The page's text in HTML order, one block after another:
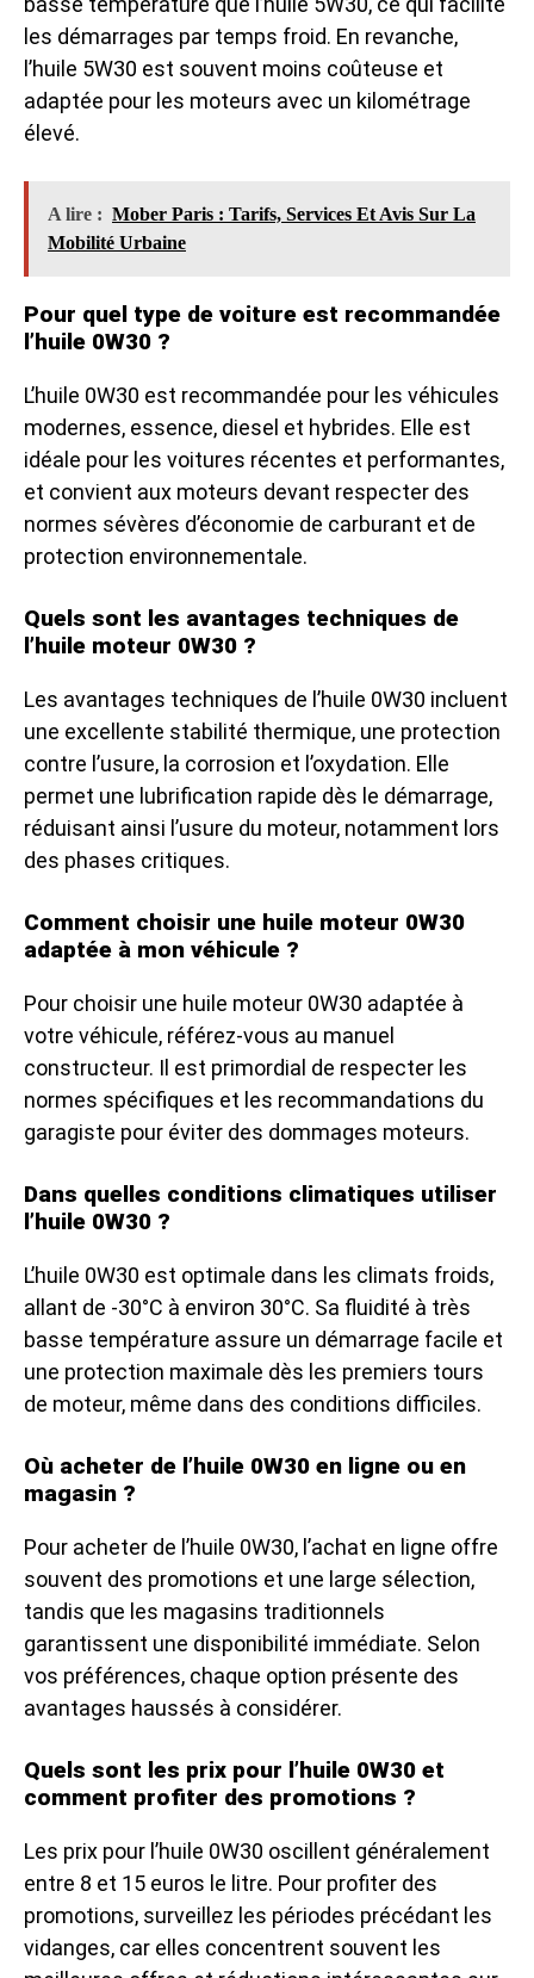
les démarrages par temps froid. En revanche,
l’huile 5W30 est souvent moins coûteuse et
adaptée pour les moteurs avec un kilométrage
élevé.
A lire : Mober Paris : Tarifs, Services Et Avis Sur La
Mobilité Urbaine
Pour quel type de voiture est recommandée
l’huile 0W30 ?
L’huile 0W30 est recommandée pour les véhicules
modernes, essence, diesel et hybrides. Elle est
idéale pour les voitures récentes et performantes,
et convient aux moteurs devant respecter des
normes sévères d’économie de carburant et de
protection environnementale.
Quels sont les avantages techniques de
l’huile moteur 0W30 ?
Les avantages techniques de l’huile 0W30 incluent
une excellente stabilité thermique, une protection
contre l’usure, la corrosion et l’oxydation. Elle
permet une lubrification rapide dès le démarrage,
réduisant ainsi l’usure du moteur, notamment lors
des phases critiques.
Comment choisir une huile moteur 0W30
adaptée à mon véhicule ?
Pour choisir une huile moteur 0W30 adaptée à
votre véhicule, référez-vous au manuel
constructeur. Il est primordial de respecter les
normes spécifiques et les recommandations du
garagiste pour éviter des dommages moteurs.
Dans quelles conditions climatiques utiliser
l’huile 0W30 ?
L’huile 0W30 est optimale dans les climats froids,
allant de -30°C à environ 30°C. Sa fluidité à très
basse température assure un démarrage facile et
une protection maximale dès les premiers tours
de moteur, même dans des conditions difficiles.
Où acheter de l’huile 0W30 en ligne ou en
magasin ?
Pour acheter de l’huile 0W30, l’achat en ligne offre
souvent des promotions et une large sélection,
tandis que les magasins traditionnels
garantissent une disponibilité immédiate. Selon
vos préférences, chaque option présente des
avantages haussés à considérer.
Quels sont les prix pour l’huile 0W30 et
comment profiter des promotions ?
Les prix pour l’huile 0W30 oscillent généralement
entre 8 et 15 euros le litre. Pour profiter des
promotions, surveillez les périodes précédant les
vidanges, car elles concentrent souvent les